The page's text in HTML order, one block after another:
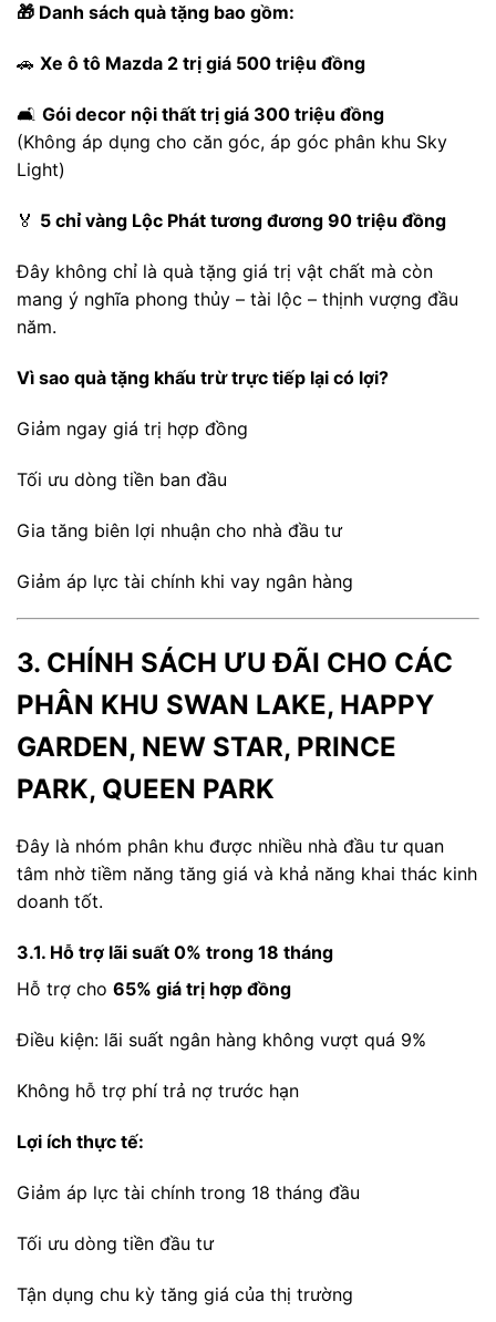
🎁 Danh sách quà tặng bao gồm:
🚗 Xe ô tô Mazda 2 trị giá 500 triệu đồng
🛋️ Gói decor nội thất trị giá 300 triệu đồng
(Không áp dụng cho căn góc, áp góc phân khu Sky
Light)
🏅 5 chỉ vàng Lộc Phát tương đương 90 triệu đồng
Đây không chỉ là quà tặng giá trị vật chất mà còn
mang ý nghĩa phong thủy – tài lộc – thịnh vượng đầu
năm.
Vì sao quà tặng khấu trừ trực tiếp lại có lợi?
Giảm ngay giá trị hợp đồng
Tối ưu dòng tiền ban đầu
Gia tăng biên lợi nhuận cho nhà đầu tư
Giảm áp lực tài chính khi vay ngân hàng
3. CHÍNH SÁCH ƯU ĐÃI CHO CÁC
PHÂN KHU SWAN LAKE, HAPPY
GARDEN, NEW STAR, PRINCE
PARK, QUEEN PARK
Đây là nhóm phân khu được nhiều nhà đầu tư quan
tâm nhờ tiềm năng tăng giá và khả năng khai thác kinh
doanh tốt.
3.1. Hỗ trợ lãi suất 0% trong 18 tháng
Hỗ trợ cho 65% giá trị hợp đồng
Điều kiện: lãi suất ngân hàng không vượt quá 9%
Không hỗ trợ phí trả nợ trước hạn
Lợi ích thực tế:
Giảm áp lực tài chính trong 18 tháng đầu
Tối ưu dòng tiền đầu tư
Tận dụng chu kỳ tăng giá của thị trường